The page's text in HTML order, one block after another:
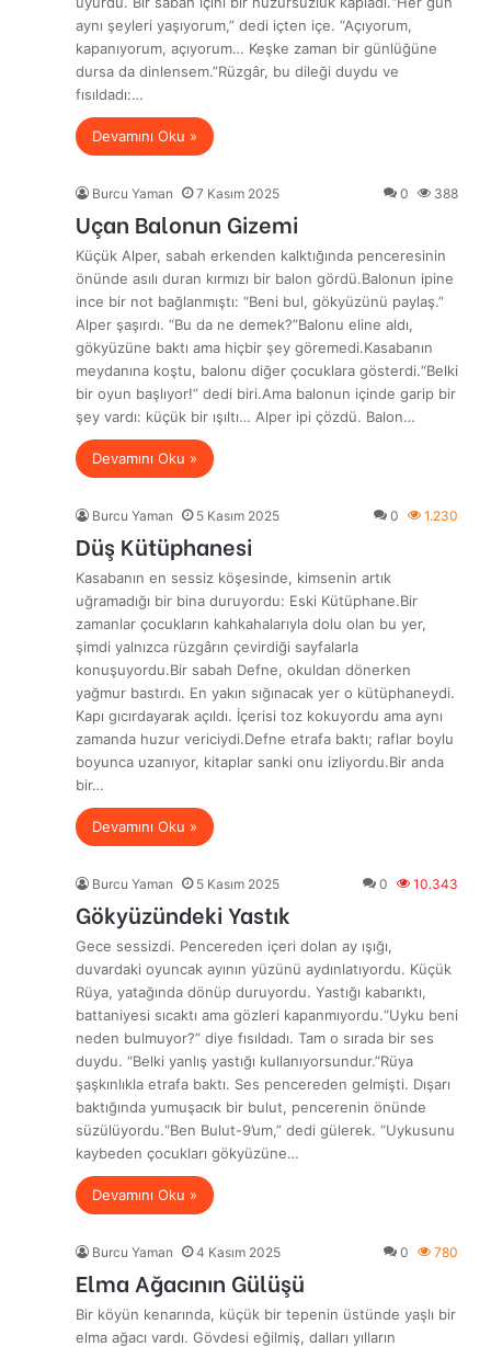
aynı şeyleri yaşıyorum,” dedi içten içe. “Açıyorum,
kapanıyorum, açıyorum… Keşke zaman bir günlüğüne
dursa da dinlensem.”Rüzgâr, bu dileği duydu ve
fısıldadı:…
Devamını Oku »
Burcu Yaman 7 Kasım 2025 0 388
Uçan Balonun Gizemi
Küçük Alper, sabah erkenden kalktığında penceresinin
önünde asılı duran kırmızı bir balon gördü.Balonun ipine
ince bir not bağlanmıştı: “Beni bul, gökyüzünü paylaş.”
Alper şaşırdı. “Bu da ne demek?”Balonu eline aldı,
gökyüzüne baktı ama hiçbir şey göremedi.Kasabanın
meydanına koştu, balonu diğer çocuklara gösterdi.“Belki
bir oyun başlıyor!” dedi biri.Ama balonun içinde garip bir
şey vardı: küçük bir ışıltı… Alper ipi çözdü. Balon…
Devamını Oku »
Burcu Yaman 5 Kasım 2025 0 1.230
Düş Kütüphanesi
Kasabanın en sessiz köşesinde, kimsenin artık
uğramadığı bir bina duruyordu: Eski Kütüphane.Bir
zamanlar çocukların kahkahalarıyla dolu olan bu yer,
şimdi yalnızca rüzgârın çevirdiği sayfalarla
konuşuyordu.Bir sabah Defne, okuldan dönerken
yağmur bastırdı. En yakın sığınacak yer o kütüphaneydi.
Kapı gıcırdayarak açıldı. İçerisi toz kokuyordu ama aynı
zamanda huzur vericiydi.Defne etrafa baktı; raflar boylu
boyunca uzanıyor, kitaplar sanki onu izliyordu.Bir anda
bir…
Devamını Oku »
Burcu Yaman 5 Kasım 2025 0 10.343
Gökyüzündeki Yastık
Gece sessizdi. Pencereden içeri dolan ay ışığı,
duvardaki oyuncak ayının yüzünü aydınlatıyordu. Küçük
Rüya, yatağında dönüp duruyordu. Yastığı kabarıktı,
battaniyesi sıcaktı ama gözleri kapanmıyordu.“Uyku beni
neden bulmuyor?” diye fısıldadı. Tam o sırada bir ses
duydu. “Belki yanlış yastığı kullanıyorsundur.”Rüya
şaşkınlıkla etrafa baktı. Ses pencereden gelmişti. Dışarı
baktığında yumuşacık bir bulut, pencerenin önünde
süzülüyordu.“Ben Bulut-9’um,” dedi gülerek. “Uykusunu
kaybeden çocukları gökyüzüne…
Devamını Oku »
Burcu Yaman 4 Kasım 2025 0 780
Elma Ağacının Gülüşü
Bir köyün kenarında, küçük bir tepenin üstünde yaşlı bir
elma ağacı vardı. Gövdesi eğilmiş, dalları yılların